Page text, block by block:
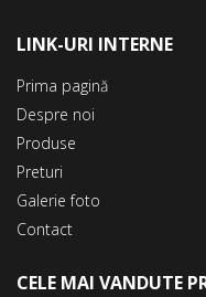
LINK-URI INTERNE
Prima pagină
Despre noi
Produse
Preturi
Galerie foto
Contact
CELE MAI VANDUTE